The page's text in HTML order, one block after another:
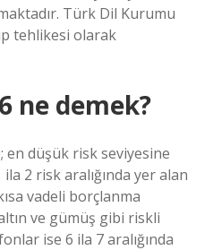
Türk Dil Kurumu
tehlikesi olarak
ne demek?
düşük risk seviyesine
2 risk aralığında yer alan
vadeli borçlanma
ve gümüş gibi riskli
ise 6 ila 7 aralığında